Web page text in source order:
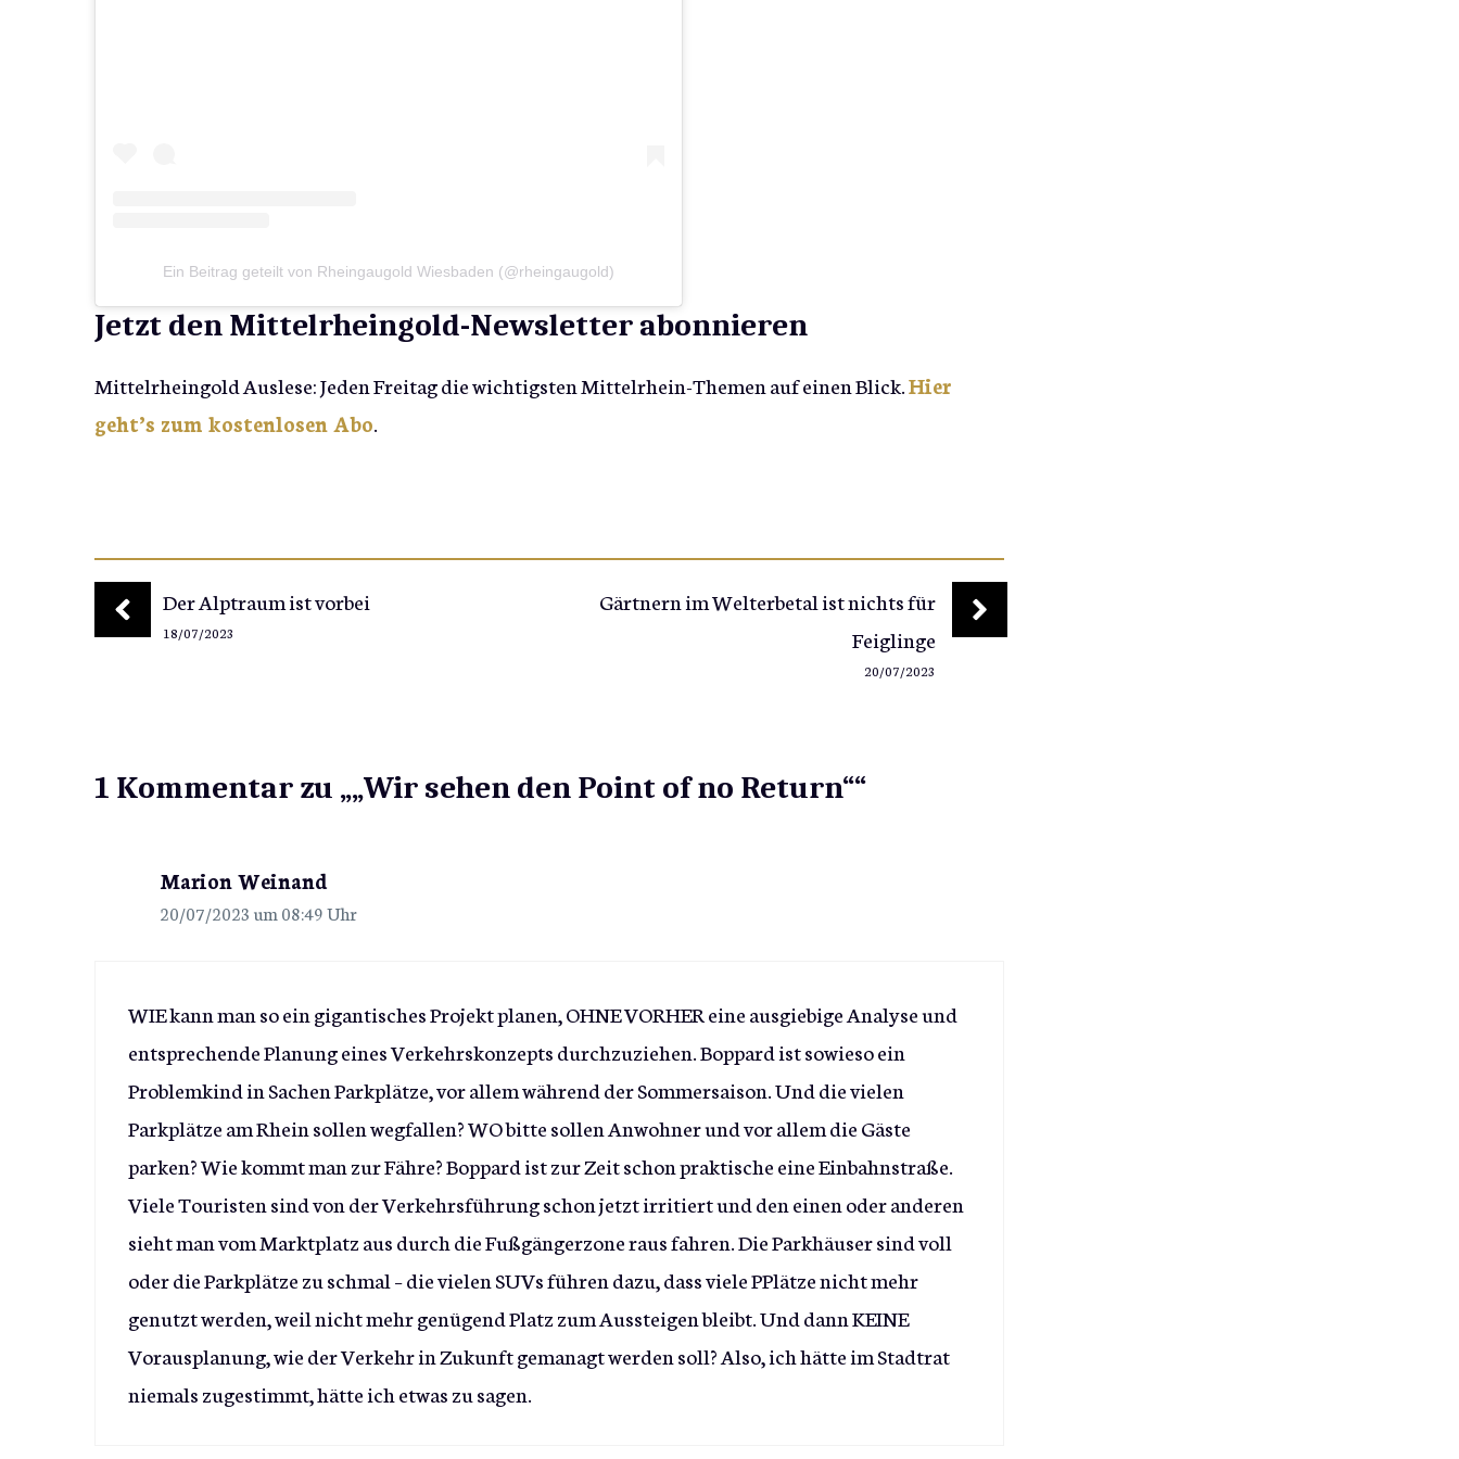
Ein Beitrag geteilt von Rheingaugold Wiesbaden (@rheingaugold)
Jetzt den Mittelrheingold-Newsletter abonnieren
Mittelrheingold Auslese: Jeden Freitag die wichtigsten Mittelrhein-Themen auf einen Blick.Hier
geht’s zum kostenlosen Abo.
Der Alptraum ist vorbei
18/07/2023
Gärtnern im Welterbetal ist nichts für
Feiglinge
20/07/2023
1 Kommentar zu „„Wir sehen den Point of no Return““
Marion Weinand
20/07/2023 um 08:49 Uhr
WIE kann man so ein gigantisches Projekt planen, OHNE VORHER eine ausgiebige Analyse und
entsprechende Planung eines Verkehrskonzepts durchzuziehen. Boppard ist sowieso ein
Problemkind in Sachen Parkplätze, vor allem während der Sommersaison. Und die vielen
Parkplätze am Rhein sollen wegfallen? WO bitte sollen Anwohner und vor allem die Gäste
parken? Wie kommt man zur Fähre? Boppard ist zur Zeit schon praktische eine Einbahnstraße.
Viele Touristen sind von der Verkehrsführung schon jetzt irritiert und den einen oder anderen
sieht man vom Marktplatz aus durch die Fußgängerzone raus fahren. Die Parkhäuser sind voll
oder die Parkplätze zu schmal – die vielen SUVs führen dazu, dass viele PPlätze nicht mehr
genutzt werden, weil nicht mehr genügend Platz zum Aussteigen bleibt. Und dann KEINE
Vorausplanung, wie der Verkehr in Zukunft gemanagt werden soll? Also, ich hätte im Stadtrat
niemals zugestimmt, hätte ich etwas zu sagen.